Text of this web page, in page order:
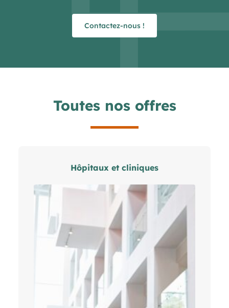
Contactez-nous !
Toutes nos offres
Hôpitaux et cliniques